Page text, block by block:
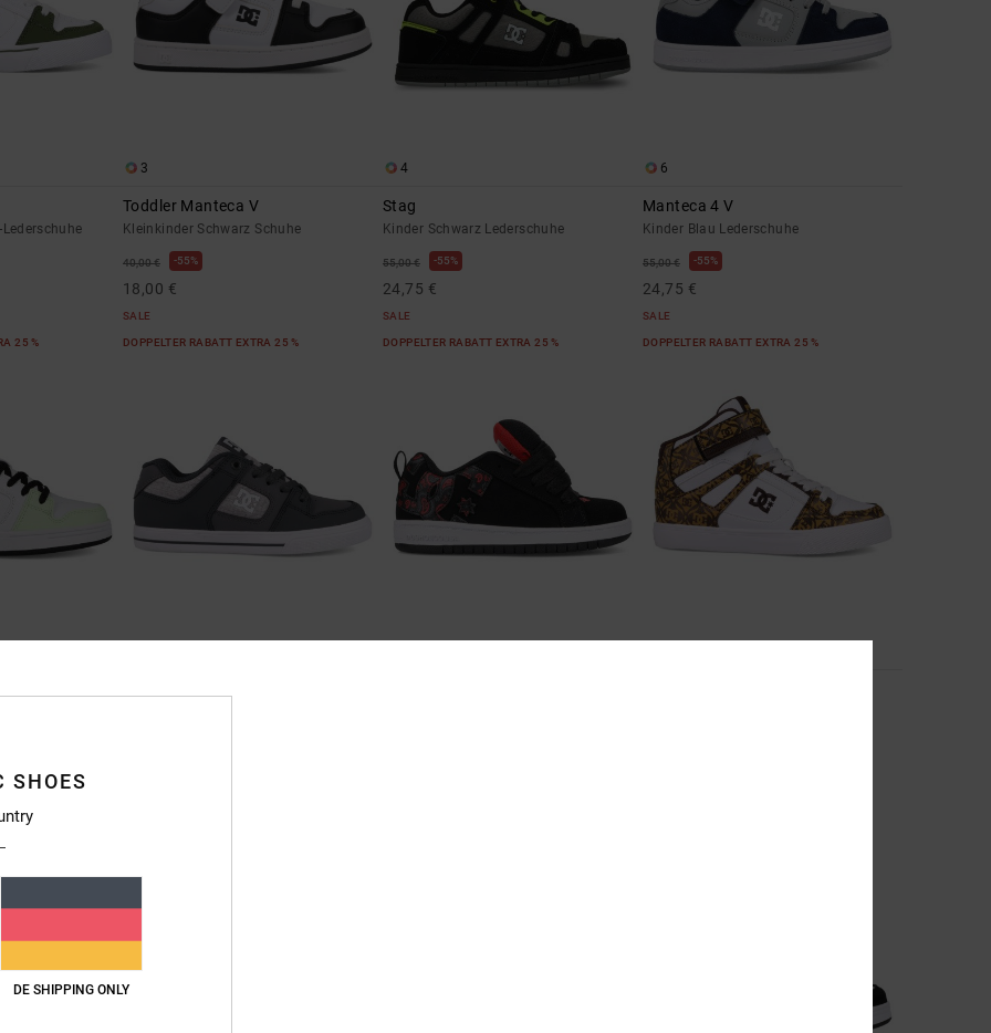
25 %
3
Toddler Manteca V
Kleinkinder Schwarz Schuhe
40,00 € 55%
18,00 €
SALE
DOPPELTER RABATT EXTRA 25 %
4
Stag
Kinder Schwarz Lederschuhe
55,00 € 55%
24,75 €
SALE
DOPPELTER RABATT EXTRA 25 %
6
Manteca 4 V
Kinder Blau Lederschuhe
55,00 € 55%
24,75 €
SALE
DOPPELTER RABATT EXTRA 25 %
25 %
SHOES
DE SHIPPING ONLY